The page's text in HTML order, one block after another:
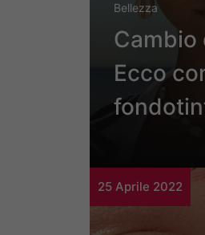
Bellezza
Ecco
25 Aprile 2022